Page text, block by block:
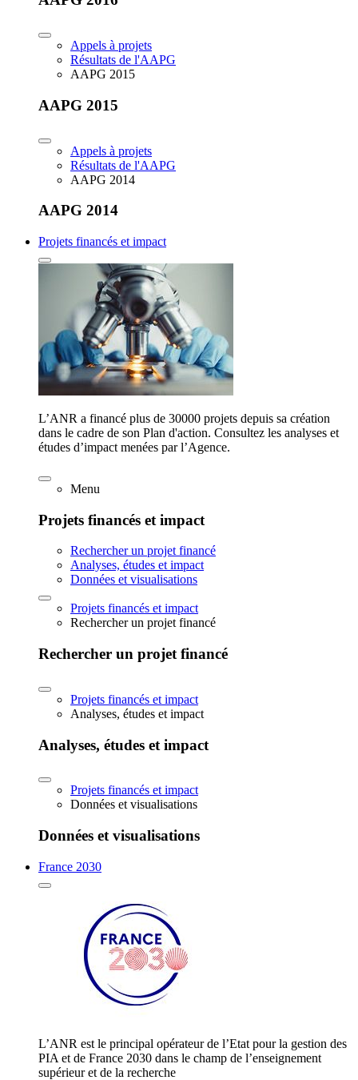
Appels à projets
Résultats de l'AAPG
AAPG 2015
AAPG 2015
Appels à projets
Résultats de l'AAPG
AAPG 2014
AAPG 2014
Projets financés et impact
L’ANR a financé plus de 30000 projets depuis sa création
dans le cadre de son Plan d'action. Consultez les analyses et
études d’impact menées par l’Agence.
Menu
Projets financés et impact
Rechercher un projet financé
Analyses, études et impact
Données et visualisations
Projets financés et impact
Rechercher un projet financé
Rechercher un projet financé
Projets financés et impact
Analyses, études et impact
Analyses, études et impact
Projets financés et impact
Données et visualisations
Données et visualisations
France 2030
L’ANR est le principal opérateur de l’Etat pour la gestion des
PIA et de France 2030 dans le champ de l’enseignement
supérieur et de la recherche